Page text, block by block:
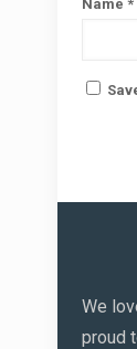
Name*
We
proud